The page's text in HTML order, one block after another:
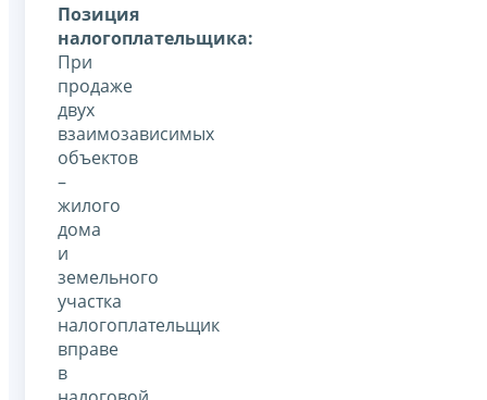
Позиция
налогоплательщика:
При
продаже
двух
взаимозависимых
объектов
–
жилого
дома
и
земельного
участка
налогоплательщик
вправе
в